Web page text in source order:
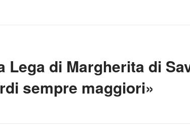
di Margherita di
sempre maggiori»